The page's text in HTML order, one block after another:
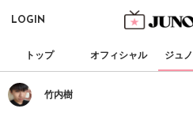
LOGIN
トップ オフィシャル ジュ
竹内樹